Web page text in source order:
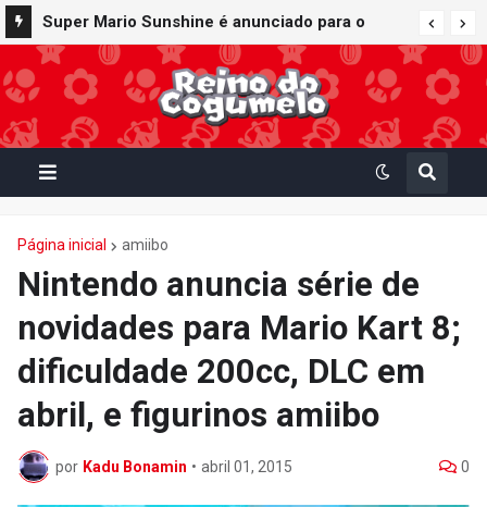
Super Mario Sunshine é anunciado para o
Nintendo GameCube - Nintendo Classics do
Nintendo Switch Online
Página inicial amiibo
Nintendo anuncia série de
novidades para Mario Kart 8;
dificuldade 200cc, DLC em
abril, e figurinos amiibo
por Kadu Bonamin • abril 01, 2015 0